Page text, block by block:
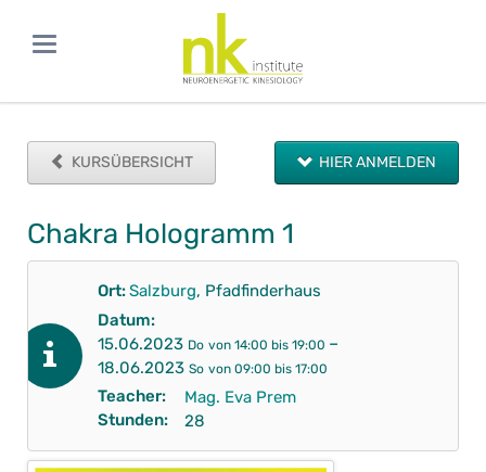
KURSÜBERSICHT HIER ANMELDEN
Chakra Hologramm 1
Ort:Salzburg, Pfadfinderhaus
Datum:
15.06.2023 Do von 14:00 bis 19:00 –
18.06.2023 So von 09:00 bis 17:00
Teacher:
Mag. Eva Prem
Stunden:
28